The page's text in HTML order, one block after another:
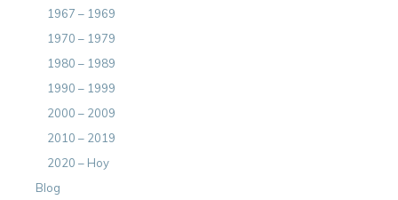
1967 – 1969
1970 – 1979
1980 – 1989
1990 – 1999
2000 – 2009
2010 – 2019
2020 – Hoy
Blog